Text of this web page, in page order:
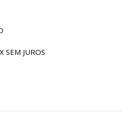
SEM JUROS